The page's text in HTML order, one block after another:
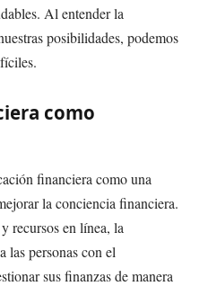
Al entender la
posibilidades, podemos
como
financiera como una
la conciencia financiera.
recursos en línea, la
las personas con el
sus finanzas de manera